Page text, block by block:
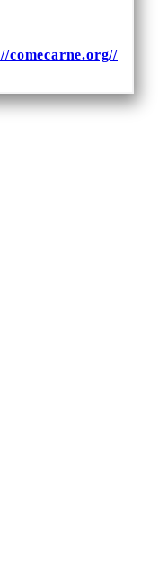
comecarne.org//